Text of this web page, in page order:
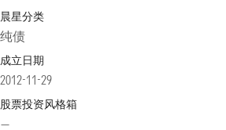
晨星分类
纯债
成立日期
2012-11-29
股票投资风格箱
—